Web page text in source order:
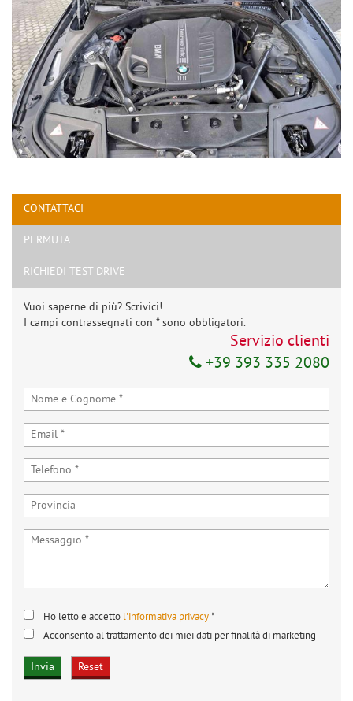
CONTATTACI
PERMUTA
RICHIEDI TEST DRIVE
Vuoi saperne di più? Scrivici!
I campi contrassegnati con * sono obbligatori.
Servizio clienti
+39 393 335 2080
Ho letto e accetto l'informativa privacy*
Acconsento al trattamento dei miei dati per finalità di marketing